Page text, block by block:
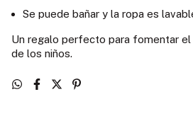
Se puede bañar y la ropa es
Un regalo perfecto para fomentar
de los niños.